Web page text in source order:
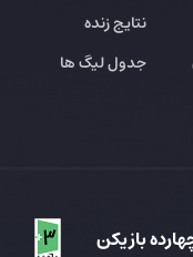
نتایج زنده
جدول لیگ ها
بازیکن